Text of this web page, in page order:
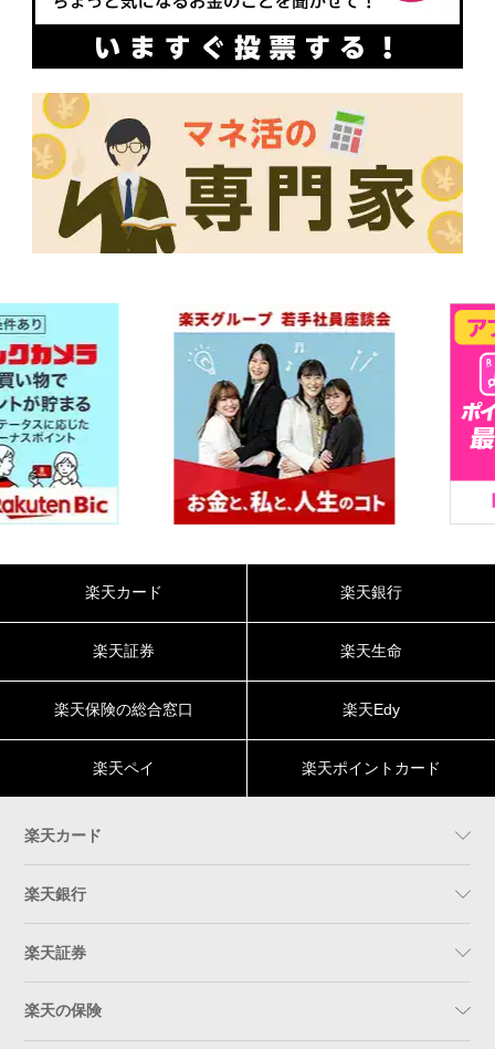
楽天カード 楽天銀行
楽天証券 楽天生命
楽天保険の総合窓口 楽天Edy
楽天ペイ 楽天ポイントカード
楽天カード
楽天銀行
楽天証券
楽天の保険